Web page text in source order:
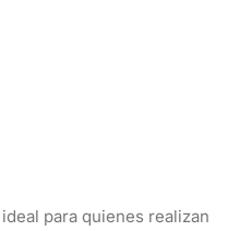
para quienes realizan